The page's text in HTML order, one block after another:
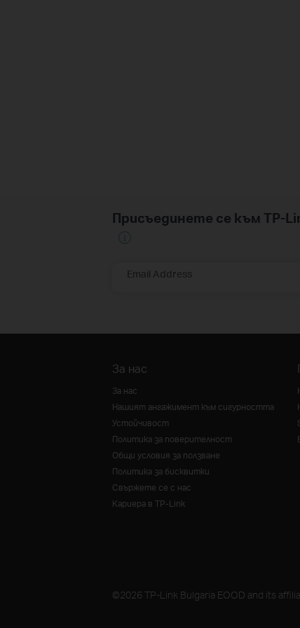
Присъединете се към TP-
Email Address
За нас
За нас
Нашият ангажимент към сигурността
Устойчивост
Политика за поверителност
Общи условия за ползване
Политика за бисквитки
Свържете се с нас
Кариера в TP-Link
©2026 TP-Link Bulgaria EOOD and its